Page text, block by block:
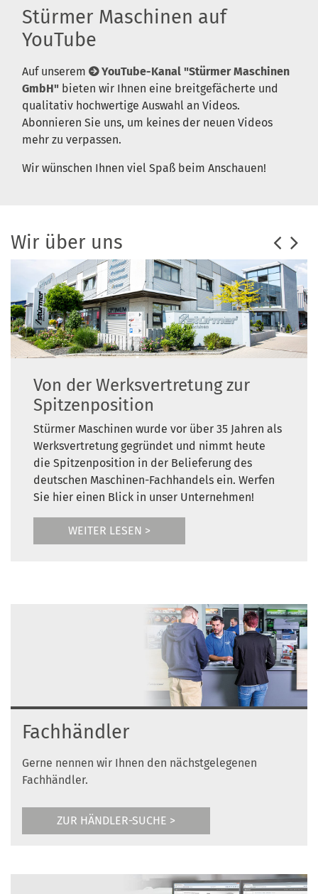
Stürmer Maschinen auf
YouTube
Auf unserem
YouTube-Kanal "Stürmer Maschinen
GmbH" bieten wir Ihnen eine breitgefächerte und
qualitativ hochwertige Auswahl an Videos.
Abonnieren Sie uns, um keines der neuen Videos
mehr zu verpassen.
Wir wünschen Ihnen viel Spaß beim Anschauen!
Wir über uns
Von der Werksvertretung zur
Spitzenposition
Stürmer Maschinen wurde vor über 35 Jahren als
Werksvertretung gegründet und nimmt heute
die Spitzenposition in der Belieferung des
deutschen Maschinen-Fachhandels ein. Werfen
Sie hier einen Blick in unser Unternehmen!
WEITER LESEN >
Fachhändler
Gerne nennen wir Ihnen den nächstgelegenen
Fachhändler.
ZUR HÄNDLER-SUCHE >